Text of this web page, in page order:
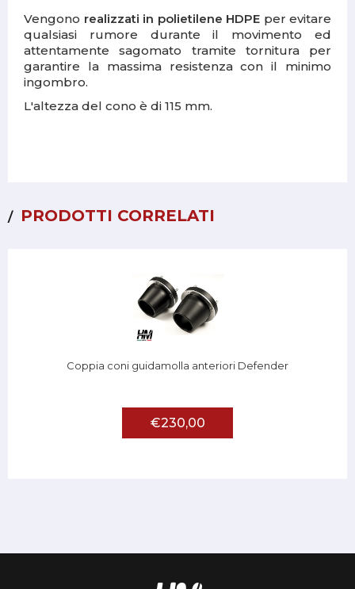
Vengono realizzati in polietilene HDPE per evitare
qualsiasi rumore durante il movimento ed
attentamente sagomato tramite tornitura per
garantire la massima resistenza con il minimo
ingombro.
L'altezza del cono è di 115 mm.
PRODOTTI CORRELATI
Coppia coni guidamolla anteriori Defender
€230,00